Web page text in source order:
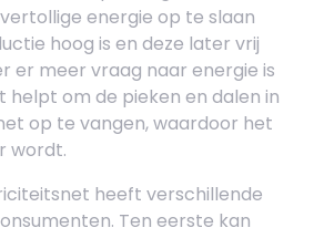
energie op te slaan
hoog is en deze later vrij
er meer vraag naar energie is
helpt om de pieken en dalen in
op te vangen, waardoor het
wordt.
heeft verschillende
Ten eerste kan